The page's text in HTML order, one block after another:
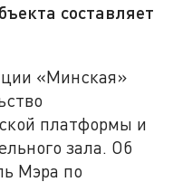
составляет
«Минская»
платформы и
зала. Об
Мэра по